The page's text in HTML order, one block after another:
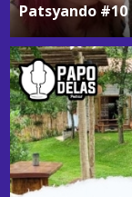
Patsyando